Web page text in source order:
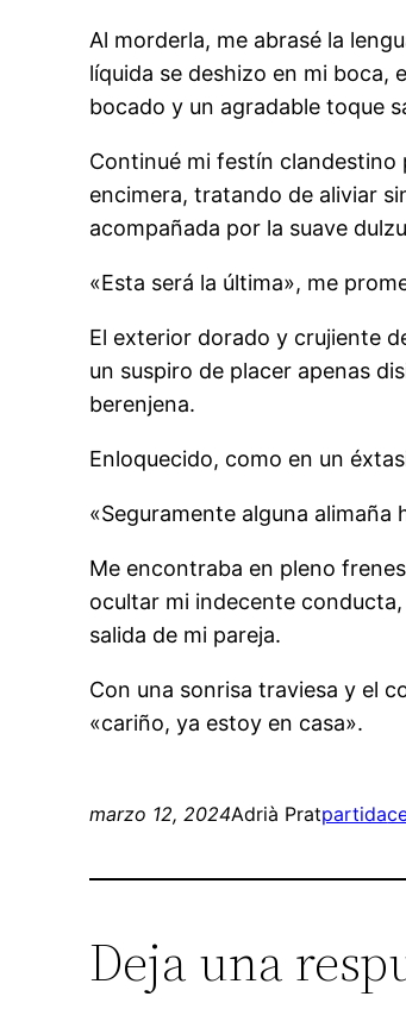
Al morderla, me abrasé la
líquida se deshizo en mi boca,
bocado y un agradable toque
Continué mi festín clandestino
encimera, tratando de aliviar
acompañada por la suave
«Esta será la última», me
El exterior dorado y crujiente
un suspiro de placer apenas
berenjena.
Enloquecido, como en un
«Seguramente alguna
Me encontraba en pleno
ocultar mi indecente
salida de mi pareja.
Con una sonrisa traviesa y el
«cariño, ya estoy en casa».
marzo 12, 2024Adrià Pratpartida
Deja una